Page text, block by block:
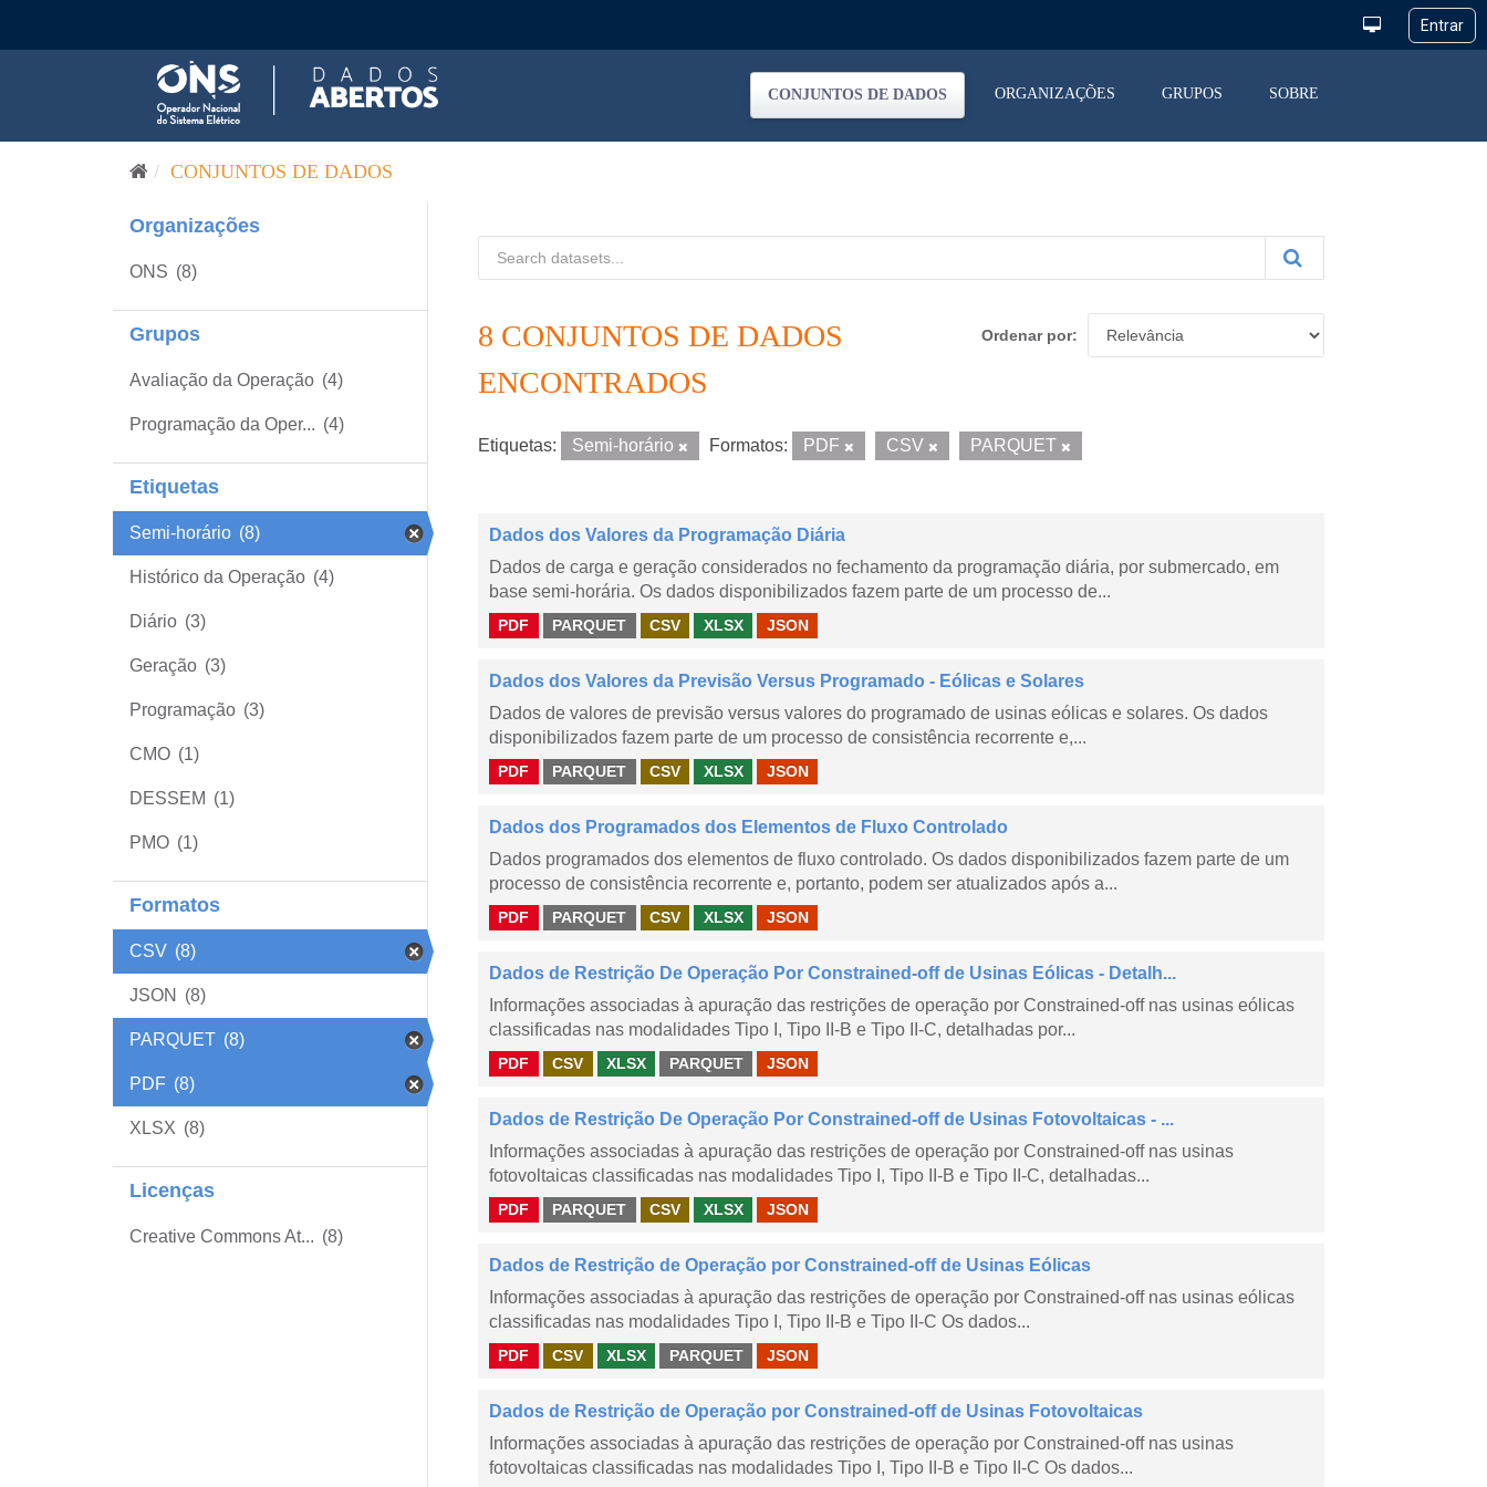
CONJUNTOS DE DADOS ORGANIZAÇÕES GRUPOS SOBRE
CONJUNTOS DE DADOS
Organizações
ONS (8)
Grupos
Avaliação da Operação (4)
Programação da Oper... (4)
Etiquetas
Semi-horário (8)
Histórico da Operação (4)
Diário (3)
Geração (3)
Programação (3)
CMO (1)
DESSEM (1)
PMO (1)
Formatos
CSV (8)
JSON (8)
PARQUET (8)
PDF (8)
XLSX (8)
Licenças
Creative Commons At... (8)
Ordenar por
8 CONJUNTOS DE DADOS
ENCONTRADOS
Etiquetas: Semi-horário Formatos: PDF CSV PARQUET
Dados dos Valores da Programação Diária
Dados de carga e geração considerados no fechamento da programação diária, por submercado, em
base semi-horária. Os dados disponibilizados fazem parte de um processo de...
PDF PARQUET CSV XLSX JSON
Dados dos Valores da Previsão Versus Programado - Eólicas e Solares
Dados de valores de previsão versus valores do programado de usinas eólicas e solares. Os dados
disponibilizados fazem parte de um processo de consistência recorrente e,...
PDF PARQUET CSV XLSX JSON
Dados dos Programados dos Elementos de Fluxo Controlado
Dados programados dos elementos de fluxo controlado. Os dados disponibilizados fazem parte de um
processo de consistência recorrente e, portanto, podem ser atualizados após a...
PDF PARQUET CSV XLSX JSON
Dados de Restrição De Operação Por Constrained-off de Usinas Eólicas - Detalh...
Informações associadas à apuração das restrições de operação por Constrained-off nas usinas eólicas
classificadas nas modalidades Tipo I, Tipo II-B e Tipo II-C, detalhadas por...
PDF CSV XLSX PARQUET JSON
Dados de Restrição De Operação Por Constrained-off de Usinas Fotovoltaicas - ...
Informações associadas à apuração das restrições de operação por Constrained-off nas usinas
fotovoltaicas classificadas nas modalidades Tipo I, Tipo II-B e Tipo II-C, detalhadas...
PDF PARQUET CSV XLSX JSON
Dados de Restrição de Operação por Constrained-off de Usinas Eólicas
Informações associadas à apuração das restrições de operação por Constrained-off nas usinas eólicas
classificadas nas modalidades Tipo I, Tipo II-B e Tipo II-C Os dados...
PDF CSV XLSX PARQUET JSON
Dados de Restrição de Operação por Constrained-off de Usinas Fotovoltaicas
Informações associadas à apuração das restrições de operação por Constrained-off nas usinas
fotovoltaicas classificadas nas modalidades Tipo I, Tipo II-B e Tipo II-C Os dados...